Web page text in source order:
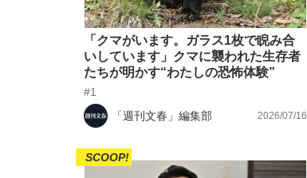
「クマがいます。ガラス1枚で睨み合
いしています」クマに襲われた生存者
たちが明かす“わたしの恐怖体験”
#1
「週刊文春」編集部
2026/07/16
SCOOP!